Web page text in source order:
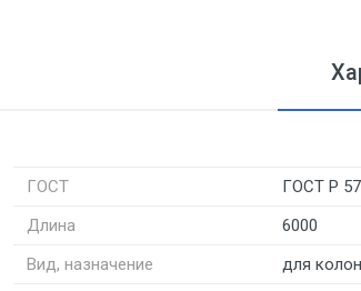
ГОСТ
ГОСТ Р
Длина
6000
Вид, назначение
для